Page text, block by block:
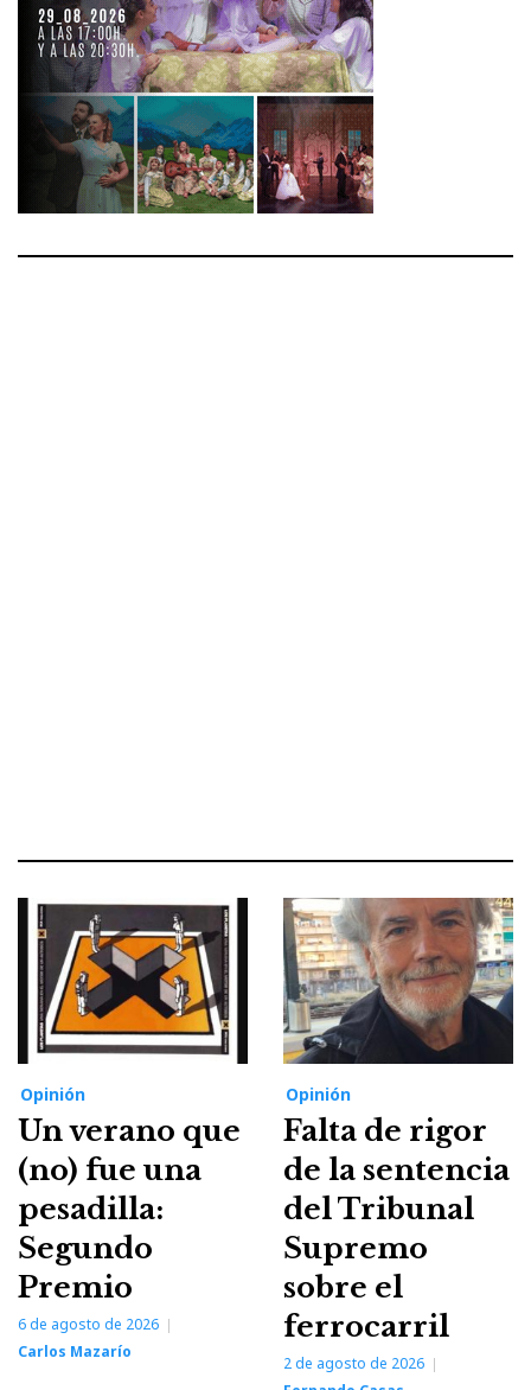
Opinión
Un verano que
(no) fue una
pesadilla:
Segundo
Premio
6 de agosto de 2026
Carlos Mazarío
Opinión
Falta de rigor
de la sentencia
del Tribunal
Supremo
sobre el
ferrocarril
2 de agosto de 2026